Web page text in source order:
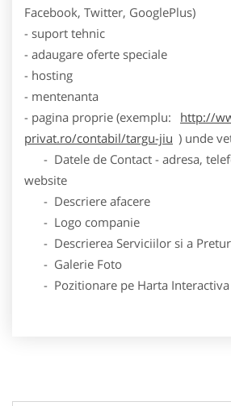
Facebook, Twitter, GooglePlus)
- suport tehnic
- adaugare oferte speciale
- hosting
- mentenanta
- pagina proprie (exemplu:
http://
privat.ro/contabil/targu-jiu ) unde
- Datele de Contact - adresa,
website
- Descriere afacere
- Logo companie
- Descrierea Serviciilor si a
- Galerie Foto
- Pozitionare pe Harta Interactiva